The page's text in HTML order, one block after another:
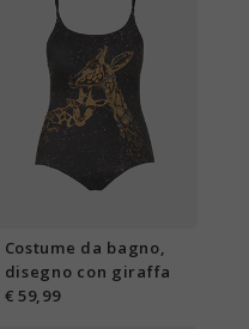
Costume da bagno,
disegno con giraffa
€ 59,99